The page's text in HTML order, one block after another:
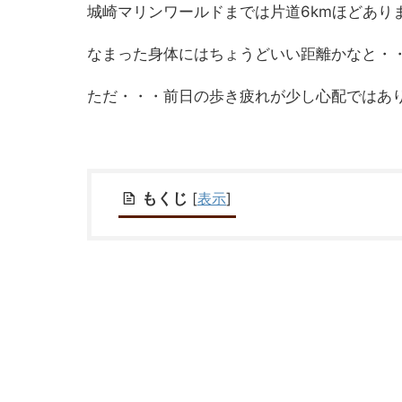
城崎マリンワールドまでは片道6kmほどあり
なまった身体にはちょうどいい距離かなと・
ただ・・・前日の歩き疲れが少し心配ではあ
もくじ [表示]